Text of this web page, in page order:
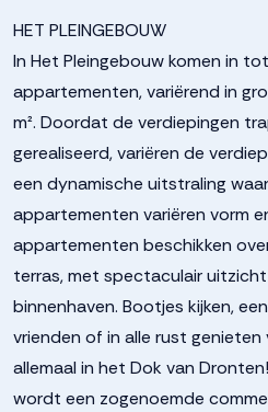
HET PLEINGEBOUW
In Het Pleingebouw komen in
appartementen, variërend in
m². Doordat de verdiepingen
gerealiseerd, variëren de
een dynamische uitstraling
appartementen variëren vorm
appartementen beschikken
terras, met spectaculair
binnenhaven. Bootjes kijken,
vrienden of in alle rust
allemaal in het Dok van
wordt een zogenoemde